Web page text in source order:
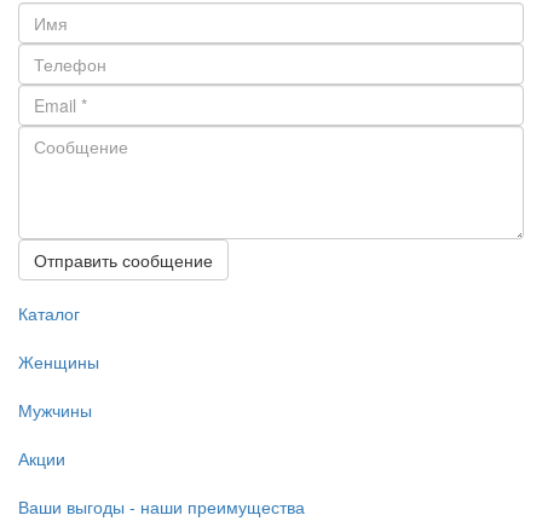
Отправить сообщение
Каталог
Женщины
Мужчины
Акции
Ваши выгоды - наши преимущества